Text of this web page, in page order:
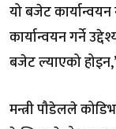
यो बजेट
कार्यान्वयन गर्ने
बजेट ल्याएको
मन्त्री पौडेलले